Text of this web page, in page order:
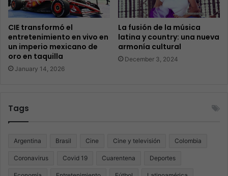
CIE transformó el
entretenimiento en vivo en
un imperio mexicano de
oro en taquilla
January 14, 2026
La fusión de la música
latina y country: una nueva
armonía cultural
December 3, 2024
Tags
Argentina Brasil Cine Cine y televisión Colombia
Coronavirus Covid 19 Cuarentena Deportes